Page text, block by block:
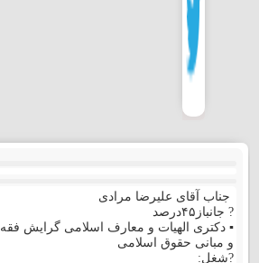
جناب آقای علیرضا مرادی
? جانباز۴۵درصد
▪️ دکتری الهیات و معارف اسلامی گرایش فقه
و مبانی حقوق اسلامی
?شغل: